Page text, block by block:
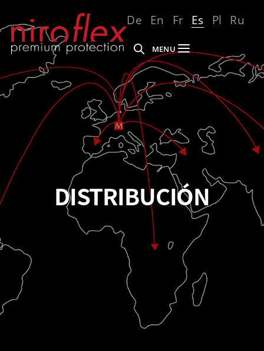
De En Fr Es Pl Ru
MENU
DISTRIBUCIÓN